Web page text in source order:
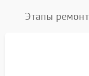
Поломка системы No
Этапы